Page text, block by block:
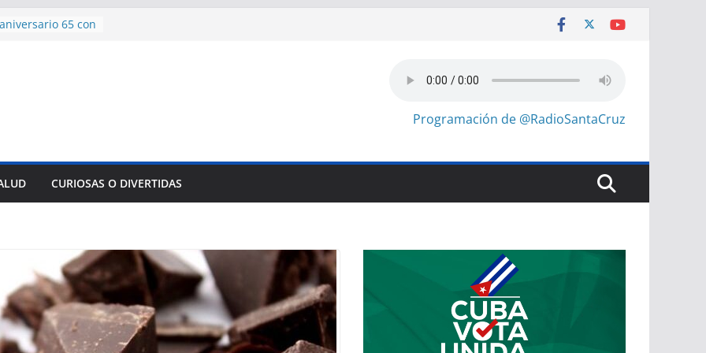
contra Irán le
su propio
en
parcial en
para importar
la movilidad
Programación de @RadioSantaCruz
CURIOSAS O DIVERTIDAS